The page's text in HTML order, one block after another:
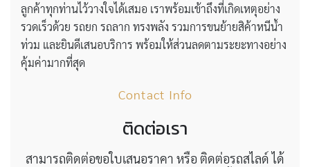
ลูกค้าทุกท่านไว้วางใจได้เสมอ เราพร้อมเข้าถึงที่เกิดเหตุอย่าง
รวดเร็วด้วย รถยก รถลาก ทรงพลัง รวมการขนย้ายสิค้าหนีน้ำ
ท่วม และยินดีเสนอบริการ พร้อมให้ส่วนลดตามระยะทางอย่าง
คุ้มค่ามากที่สุด
Contact Info
ติดต่อเรา
สามารถติดต่อขอใบเสนอราคา หรือ ติดต่อรถสไลด์ ได้